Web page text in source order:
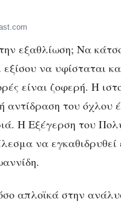
εξαθλίωση; Να
να υφίσταται
είναι ζοφερή. Η
του όχλου
Η Εξέγερση του
να
απλοϊκά στην